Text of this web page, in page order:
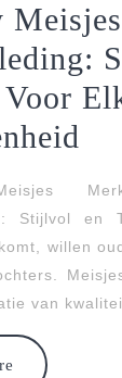
Meisjes
Stijlvol en
willen
van
Read